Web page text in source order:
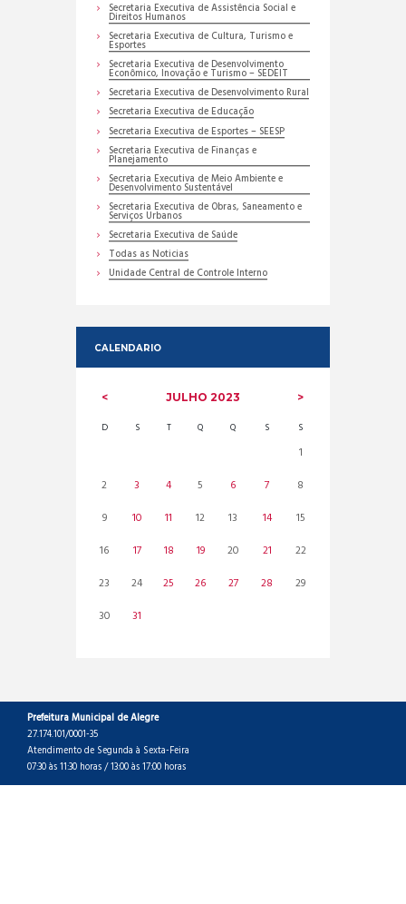
Secretaria Executiva de Assistência Social e
Direitos Humanos
Secretaria Executiva de Cultura, Turismo e
Esportes
Secretaria Executiva de Desenvolvimento
Econômico, Inovação e Turismo – SEDEIT
Secretaria Executiva de Desenvolvimento Rural
Secretaria Executiva de Educação
Secretaria Executiva de Esportes – SEESP
Secretaria Executiva de Finanças e
Planejamento
Secretaria Executiva de Meio Ambiente e
Desenvolvimento Sustentável
Secretaria Executiva de Obras, Saneamento e
Serviços Urbanos
Secretaria Executiva de Saúde
Todas as Noticias
Unidade Central de Controle Interno
CALENDARIO
JULHO 2023
D S T Q Q S S
1
2
3 4 5 6 7
8
9
10 11 12 13 14
15
16
17 18 19 20 21
22
23
24 25 26 27 28
29
30
31
Prefeitura Municipal de Alegre
27.174.101/0001-35
Atendimento de Segunda à Sexta-Feira
07:30 às 11:30 horas / 13:00 às 17:00 horas